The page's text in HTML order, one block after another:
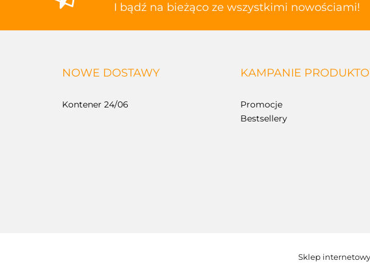
I bądź na bieżąco ze wszystkimi nowościami!
NOWE DOSTAWY
Kontener 24/06
KAMPANIE
Promocje
Bestsellery
Sklep